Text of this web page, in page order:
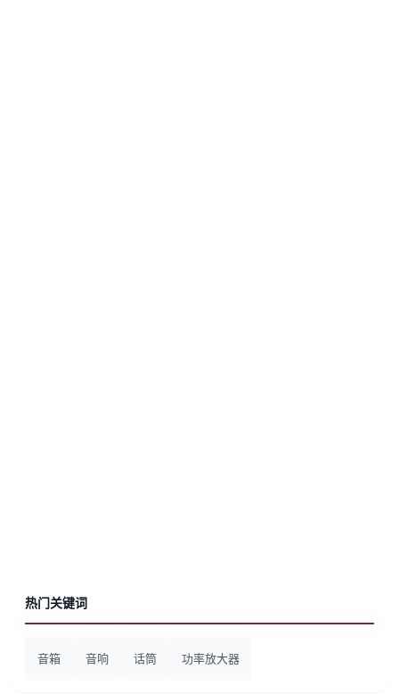
热门关键词
音箱 音响 话筒 功率放大器